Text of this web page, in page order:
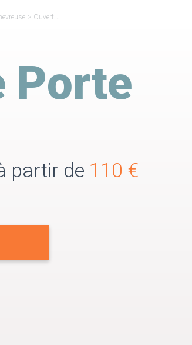
> Ouverture de Porte Chevreuse
Porte
partir de 110 €